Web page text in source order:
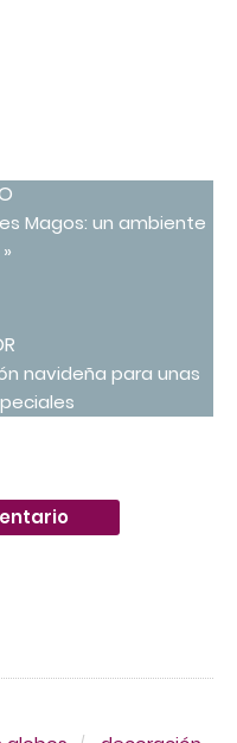
Magos: un ambiente
navideña para unas